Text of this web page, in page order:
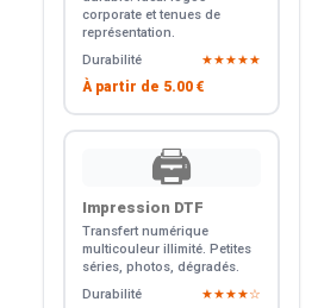
corporate et tenues de
représentation.
Durabilité
★★★★★
À partir de 5.00 €
🖨️
Impression DTF
Transfert numérique
multicouleur illimité. Petites
séries, photos, dégradés.
Durabilité
★★★★☆